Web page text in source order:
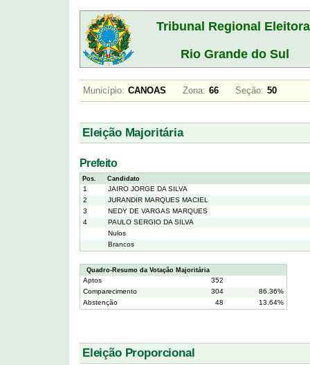
Tribunal Regional
Rio Grande do Sul
Município: CANOAS Zona: 66 Seção: 50
Eleição Majoritária
Prefeito
Pos. Candidato
1
JAIRO JORGE DA SILVA
2
JURANDIR MARQUES MACIEL
3
NEDY DE VARGAS MARQUES
4
PAULO SERGIO DA SILVA
Nulos
Brancos
Quadro-Resumo da Votação Majoritária
Aptos
352
Comparecimento
304
86.36%
Abstenção
48 13.64%
Eleição Proporcional